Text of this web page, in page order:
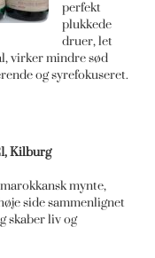
perfekt
plukkede
druer, let
virker mindre sød
og syrefokuseret.
Kilburg
mynte,
side sammenlignet
skaber liv og